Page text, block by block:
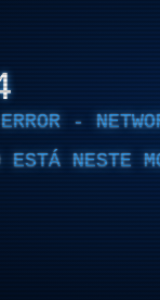
-
ESTÁ NESTE